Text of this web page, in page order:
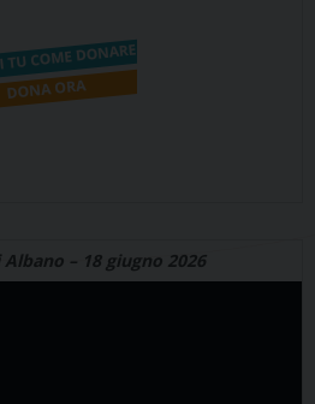
– 18 giugno 2026